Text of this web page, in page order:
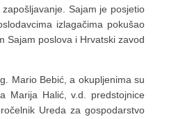
Sajam je posjetio
izlagačima pokušao
Sajam poslova i Hrvatski zavod
Mario Bebić, a okupljenima su
Marija Halić, v.d. predstojnice
Ureda za gospodarstvo